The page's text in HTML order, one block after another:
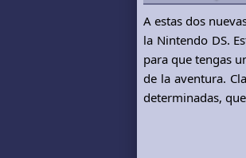
A estas dos
la Nintendo DS.
para que tengas
de la aventura.
determinadas,